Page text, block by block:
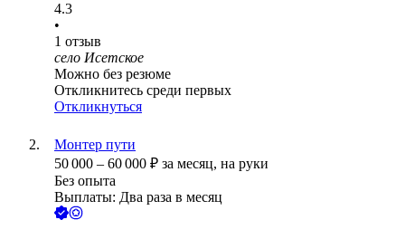
4.3
•
1 отзыв
село Исетское
Можно без резюме
Откликнитесь среди первых
Откликнуться
Монтер пути
50 000 – 60 000 ₽ за месяц, на руки
Без опыта
Выплаты: Два раза в месяц